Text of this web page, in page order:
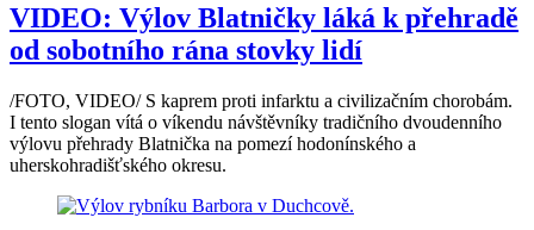
VIDEO: Výlov Blatničky láká k přehradě
od sobotního rána stovky lidí
/FOTO, VIDEO/ S kaprem proti infarktu a civilizačním chorobám.
I tento slogan vítá o víkendu návštěvníky tradičního dvoudenního
výlovu přehrady Blatnička na pomezí hodonínského a
uherskohradišťského okresu.